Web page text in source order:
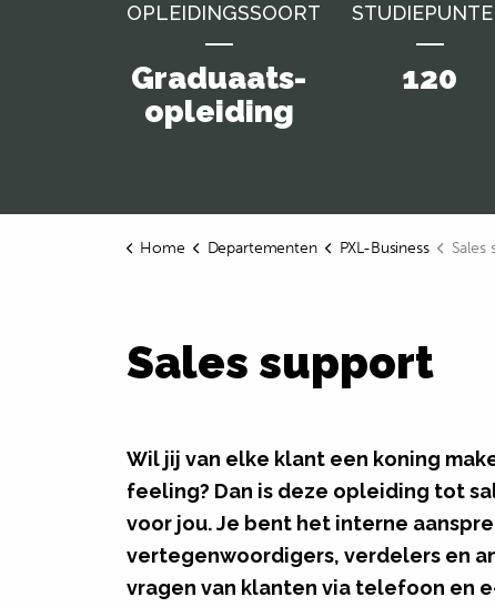
OPLEIDINGSSOORT
Graduaats­
opleiding
120
Home Departementen PXL-Business Sales
Sales support
Wil jij van elke klant een koning
feeling? Dan is deze opleiding tot
voor jou. Je bent het interne
vertegenwoordigers, verdelers en
vragen van klanten via telefoon en